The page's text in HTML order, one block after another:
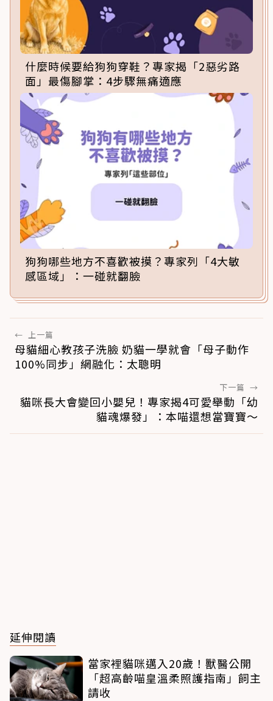
什麼時候要給狗狗穿鞋？專家揭「2惡劣路
面」最傷腳掌：4步驟無痛適應
狗狗哪些地方不喜歡被摸？專家列「4大敏
感區域」：一碰就翻臉
← 上一篇
母貓細心教孩子洗臉 奶貓一學就會「母子動作
100%同步」網融化：太聰明
下一篇 →
貓咪長大會變回小嬰兒！專家揭4可愛舉動「幼
貓魂爆發」：本喵還想當寶寶～
延伸閱讀
當家裡貓咪邁入20歲！獸醫公開
「超高齡喵皇溫柔照護指南」飼主
請收